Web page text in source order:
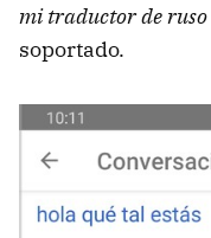
mi traductor de ruso
soportado.